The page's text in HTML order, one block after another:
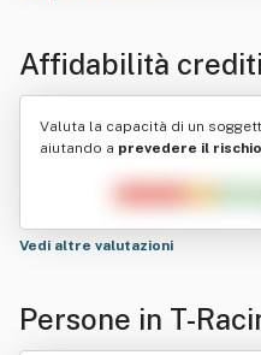
Affidabilità
Valuta la capacità di un
aiutando a prevedere il
Vedi altre valutazioni
Persone in T-